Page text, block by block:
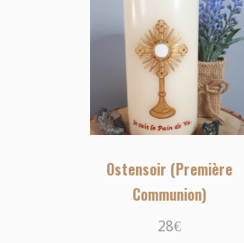
Ostensoir (Première
Communion)
28€